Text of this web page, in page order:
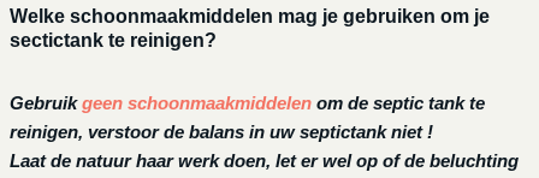
Welke schoonmaakmiddelen mag je gebruiken om je
sectictank te reinigen?
Gebruikgeen schoonmaakmiddelen om de septic tank te
reinigen, verstoor de balans in uw septictank niet !
Laat de natuur haar werk doen, let er wel op of de beluchting